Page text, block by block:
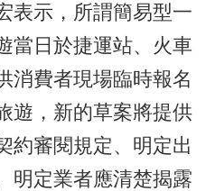
表示，所謂簡易型一
當日於捷運站、火車
消費者現場臨時報名
遊，新的草案將提供
約審閱規定、明定出
明定業者應清楚揭露